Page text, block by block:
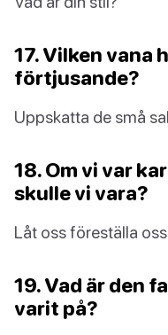
17. Vilken vana
förtjusande?
Uppskatta de små
18. Om vi var
skulle vi vara?
Låt oss föreställa
19. Vad är den
varit på?